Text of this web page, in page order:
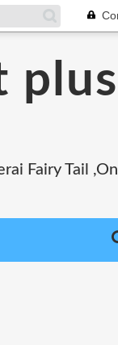
plus
Fairy Tail